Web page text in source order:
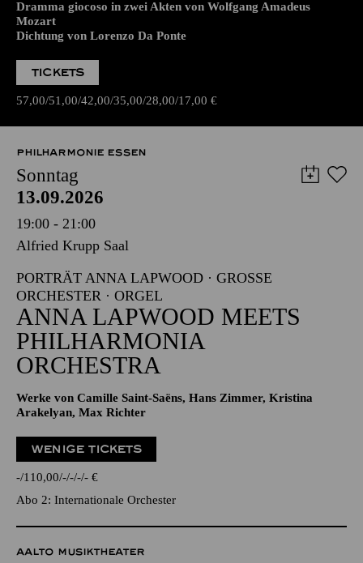
Dramma giocoso in zwei Akten von Wolfgang Amadeus
Mozart
Dichtung von Lorenzo Da Ponte
TICKETS
57,00 51,00 42,00 35,00 28,00 17,00 €
PHILHARMONIE ESSEN
Sonntag
13.09.2026
19:00 - 21:00
Alfried Krupp Saal
PORTRÄT ANNA LAPWOOD · GROSSE O
RCHESTER · ORGEL
ANNA LAPWOOD MEETS
PHILHARMONIA
ORCHESTRA
Werke von Camille Saint-Saëns, Hans Zimmer, Kristina
Arakelyan, Max Richter
WENIGE TICKETS
- 110,00 - - - - €
Abo 2: Internationale Orchester
AALTO MUSIKTHEATER